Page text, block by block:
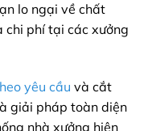
lo ngại về chất
chi phí tại các xưởng
yêu cầu và cắt
giải pháp toàn diện
nhà xưởng hiện